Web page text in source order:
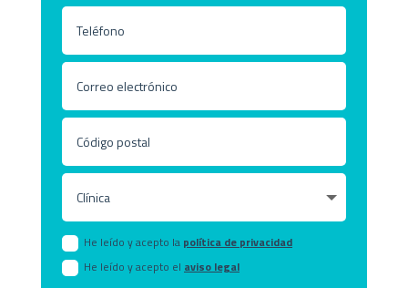
He leído y acepto la política de privacidad
He leído y acepto el aviso legal